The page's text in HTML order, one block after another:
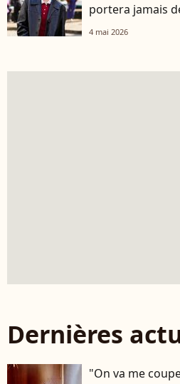
portera jamais
4 mai 2026
Dernières
"On va me